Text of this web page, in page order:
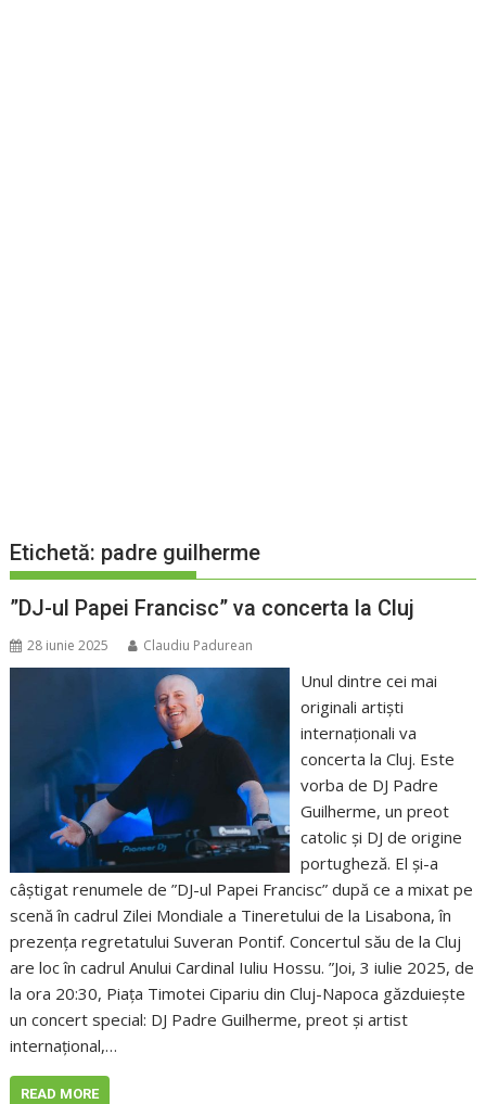
Etichetă: padre guilherme
”DJ-ul Papei Francisc” va concerta la Cluj
28 iunie 2025 Claudiu Padurean
Unul dintre cei mai
originali artiști
internaționali va
concerta la Cluj. Este
vorba de DJ Padre
Guilherme, un preot
catolic și DJ de origine
portugheză. El și-a
câștigat renumele de ”DJ-ul Papei Francisc” după ce a mixat pe
scenă în cadrul Zilei Mondiale a Tineretului de la Lisabona, în
prezența regretatului Suveran Pontif. Concertul său de la Cluj
are loc în cadrul Anului Cardinal Iuliu Hossu. ”Joi, 3 iulie 2025, de
la ora 20:30, Piața Timotei Cipariu din Cluj-Napoca găzduiește
un concert special: DJ Padre Guilherme, preot și artist
internațional,…
READ MORE